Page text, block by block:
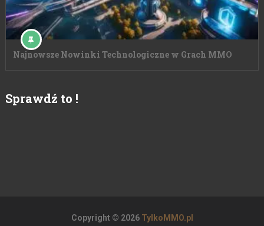
Najnowsze Nowinki Technologiczne w Grach MMO
Sprawdź to !
Copyright © 2026 TylkoMMO.pl